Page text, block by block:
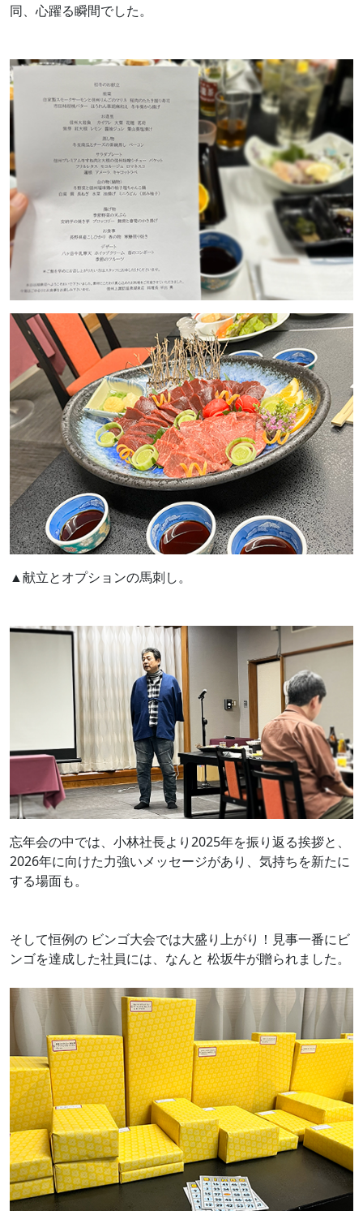
同、心躍る瞬間でした。
▲献立とオプションの馬刺し。
忘年会の中では、小林社長より2025年を振り返る挨拶と、
2026年に向けた力強いメッセージがあり、気持ちを新たに
する場面も。
そして恒例の ビンゴ大会では大盛り上がり！見事一番にビ
ンゴを達成した社員には、なんと 松坂牛が贈られました。